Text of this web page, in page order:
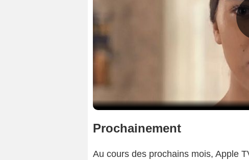
Prochainement
Au cours des prochains mois, Apple